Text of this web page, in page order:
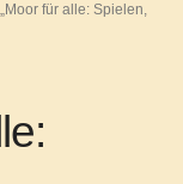
für alle: Spielen,